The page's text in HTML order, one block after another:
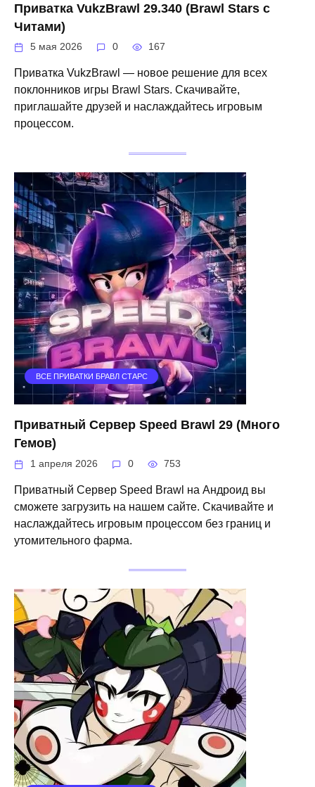
Приватка VukzBrawl 29.340 (Brawl Stars с
Читами)
5 мая 2026 0 167
Приватка VukzBrawl — новое решение для всех
поклонников игры Brawl Stars. Скачивайте,
приглашайте друзей и наслаждайтесь игровым
процессом.
ВСЕ ПРИВАТКИ БРАВЛ СТАРС
Приватный Сервер Speed Brawl 29 (Много
Гемов)
1 апреля 2026 0 753
Приватный Сервер Speed Brawl на Андроид вы
сможете загрузить на нашем сайте. Скачивайте и
наслаждайтесь игровым процессом без границ и
утомительного фарма.